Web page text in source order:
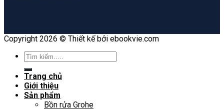
Copyright 2026 © Thiết kế bởi ebookvie.com
Search
for:
Trang chủ
Giới thiệu
Sản phẩm
Bồn rửa Grohe